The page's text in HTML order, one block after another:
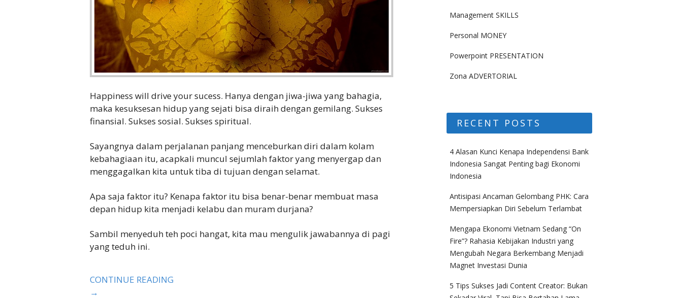
Happiness will drive your sucess. Hanya dengan jiwa-jiwa yang bahagia,
maka kesuksesan hidup yang sejati bisa diraih dengan gemilang. Sukses
finansial. Sukses sosial. Sukses spiritual.
Sayangnya dalam perjalanan panjang menceburkan diri dalam kolam
kebahagiaan itu, acapkali muncul sejumlah faktor yang menyergap dan
menggagalkan kita untuk tiba di tujuan dengan selamat.
Apa saja faktor itu? Kenapa faktor itu bisa benar-benar membuat masa
depan hidup kita menjadi kelabu dan muram durjana?
Sambil menyeduh teh poci hangat, kita mau mengulik jawabannya di pagi
yang teduh ini.
CONTINUE READING
→
Management SKILLS
Personal MONEY
Powerpoint PRESENTATION
Zona ADVERTORIAL
RECENT POSTS
4 Alasan Kunci Kenapa Independensi Bank
Indonesia Sangat Penting bagi Ekonomi
Indonesia
Antisipasi Ancaman Gelombang PHK: Cara
Mempersiapkan Diri Sebelum Terlambat
Mengapa Ekonomi Vietnam Sedang “On
Fire”? Rahasia Kebijakan Industri yang
Mengubah Negara Berkembang Menjadi
Magnet Investasi Dunia
5 Tips Sukses Jadi Content Creator: Bukan